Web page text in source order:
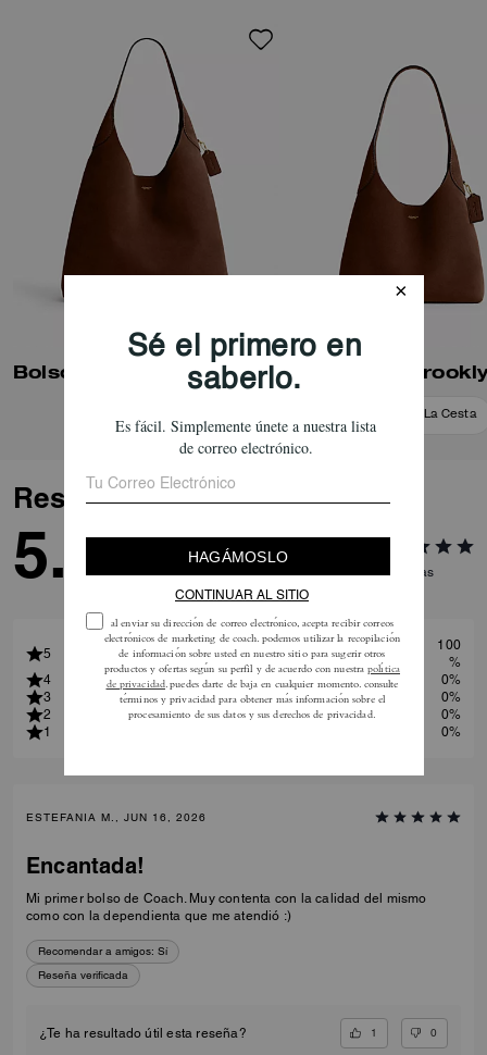
El modelo 34, de líneas
una cómoda y ancha bandolera
y un cierre magnético fácil de
Bolso de Hombro Brooklyn 39 Bolso Tote
Añadir A La Cesta
Reseñas
5.0 2 Reseñas
5
100
%
4
0%
3
0%
2
0%
1
0%
ESTEFANIA M., JUN 16, 2026
Encantada!
Mi primer bolso de Coach. Muy contenta con la calidad del mismo
como con la dependienta que me atendió :)
Recomendar a amigos: Sí
Reseña verificada
¿Te ha resultado útil esta reseña? 1 0